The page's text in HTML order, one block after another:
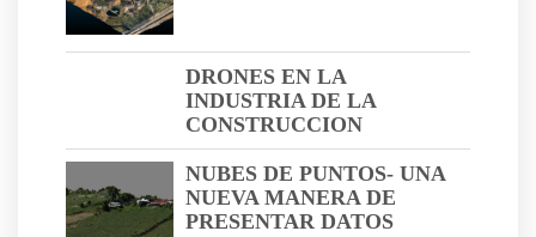
DRONES EN LA
INDUSTRIA DE LA
CONSTRUCCION
NUBES DE PUNTOS- UNA
NUEVA MANERA DE
PRESENTAR DATOS